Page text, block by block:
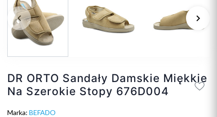
Poprzedni
keyboard_arrow_left keyboard_arrow_right
DR ORTO Sandały Damskie Miękkie
Na Szerokie Stopy 676D004
Marka: BEFADO